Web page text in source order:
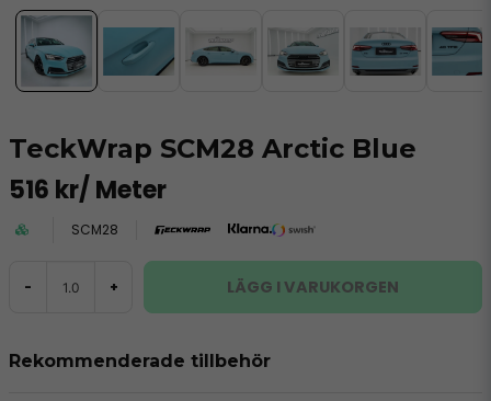
TeckWrap SCM28 Arctic Blue
516 kr/ Meter
SCM28
- + LÄGG I VARUKORGEN
Rekommenderade tillbehör